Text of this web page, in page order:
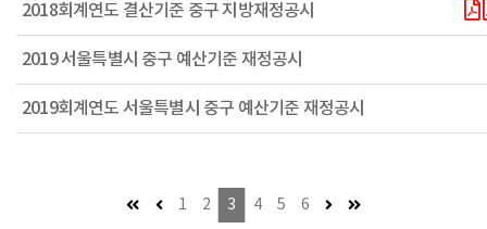
2018회계연도 결산기준 중구 지방재정공시
2019 서울특별시 중구 예산기준 재정공시
2019회계연도 서울특별시 중구 예산기준 재정공시
첫 페이지이전 페이지 (이동불가)
1 2 3 4 5 6 다음 페이지 (이동불가)
마지막 페이지